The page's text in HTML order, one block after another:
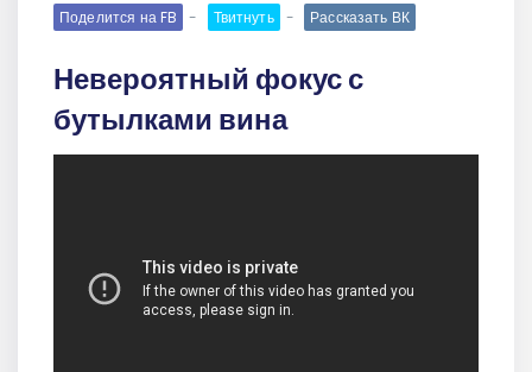
Поделится на FB
Твитнуть Рассказать ВК
Невероятный фокус с
бутылками вина